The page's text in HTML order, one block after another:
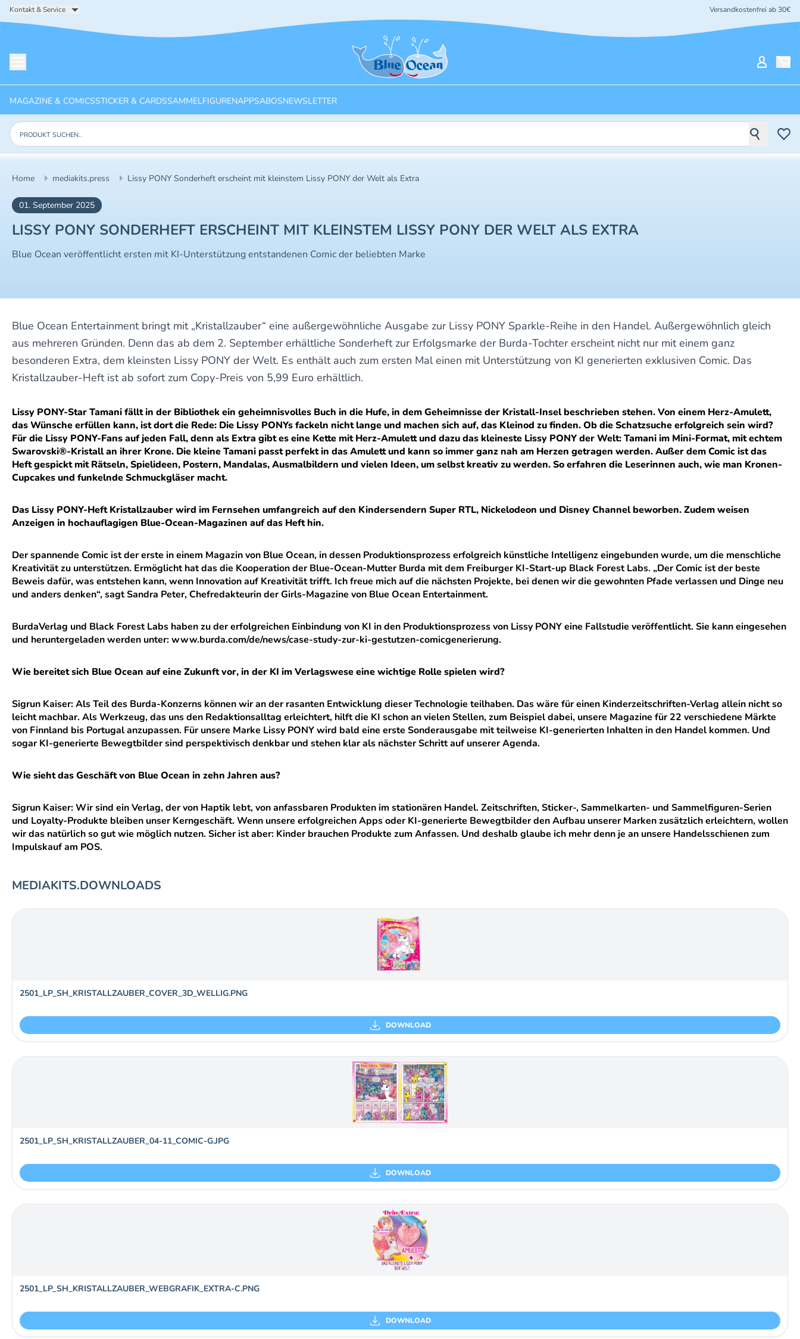
Kontakt & Service Versandkostenfrei ab 30€
Startseite
MAGAZINE & COMICSSTICKER & CARDSSAMMELFIGURENAPPSABOSNEWSLETTER
Produkte suchen
Home mediakits.press Lissy PONY Sonderheft erscheint mit kleinstem Lissy PONY der Welt als Extra
01. September 2025
LISSY PONY SONDERHEFT ERSCHEINT MIT KLEINSTEM LISSY PONY DER WELT ALS EXTRA
Blue Ocean veröffentlicht ersten mit KI-Unterstützung entstandenen Comic der beliebten Marke
Blue Ocean Entertainment bringt mit „Kristallzauber“ eine außergewöhnliche Ausgabe zur Lissy PONY Sparkle-Reihe in den Handel. Außergewöhnlich gleich
aus mehreren Gründen. Denn das ab dem 2. September erhältliche Sonderheft zur Erfolgsmarke der Burda-Tochter erscheint nicht nur mit einem ganz
besonderen Extra, dem kleinsten Lissy PONY der Welt. Es enthält auch zum ersten Mal einen mit Unterstützung von KI generierten exklusiven Comic. Das
Kristallzauber-Heft ist ab sofort zum Copy-Preis von 5,99 Euro erhältlich.
Lissy PONY-Star Tamani fällt in der Bibliothek ein geheimnisvolles Buch in die Hufe, in dem Geheimnisse der Kristall-Insel beschrieben stehen. Von einem Herz-Amulett,
das Wünsche erfüllen kann, ist dort die Rede: Die Lissy PONYs fackeln nicht lange und machen sich auf, das Kleinod zu finden. Ob die Schatzsuche erfolgreich sein wird?
Für die Lissy PONY-Fans auf jeden Fall, denn als Extra gibt es eine Kette mit Herz-Amulett und dazu das kleineste Lissy PONY der Welt: Tamani im Mini-Format, mit echtem
Swarovski®-Kristall an ihrer Krone. Die kleine Tamani passt perfekt in das Amulett und kann so immer ganz nah am Herzen getragen werden. Außer dem Comic ist das
Heft gespickt mit Rätseln, Spielideen, Postern, Mandalas, Ausmalbildern und vielen Ideen, um selbst kreativ zu werden. So erfahren die Leserinnen auch, wie man Kronen-
Cupcakes und funkelnde Schmuckgläser macht.
Das Lissy PONY-Heft Kristallzauber wird im Fernsehen umfangreich auf den Kindersendern Super RTL, Nickelodeon und Disney Channel beworben. Zudem weisen
Anzeigen in hochauflagigen Blue-Ocean-Magazinen auf das Heft hin.
Der spannende Comic ist der erste in einem Magazin von Blue Ocean, in dessen Produktionsprozess erfolgreich künstliche Intelligenz eingebunden wurde, um die menschliche
Kreativität zu unterstützen. Ermöglicht hat das die Kooperation der Blue-Ocean-Mutter Burda mit dem Freiburger KI-Start-up Black Forest Labs. „Der Comic ist der beste
Beweis dafür, was entstehen kann, wenn Innovation auf Kreativität trifft. Ich freue mich auf die nächsten Projekte, bei denen wir die gewohnten Pfade verlassen und Dinge neu
und anders denken“, sagt Sandra Peter, Chefredakteurin der Girls-Magazine von Blue Ocean Entertainment.
BurdaVerlag und Black Forest Labs haben zu der erfolgreichen Einbindung von KI in den Produktionsprozess von Lissy PONY eine Fallstudie veröffentlicht. Sie kann eingesehen
und heruntergeladen werden unter: www.burda.com/de/news/case-study-zur-ki-gestutzen-comicgenerierung.
Wie bereitet sich Blue Ocean auf eine Zukunft vor, in der KI im Verlagswese eine wichtige Rolle spielen wird?
Sigrun Kaiser: Als Teil des Burda-Konzerns können wir an der rasanten Entwicklung dieser Technologie teilhaben. Das wäre für einen Kinderzeitschriften-Verlag allein nicht so
leicht machbar. Als Werkzeug, das uns den Redaktionsalltag erleichtert, hilft die KI schon an vielen Stellen, zum Beispiel dabei, unsere Magazine für 22 verschiedene Märkte
von Finnland bis Portugal anzupassen. Für unsere Marke Lissy PONY wird bald eine erste Sonderausgabe mit teilweise KI-generierten Inhalten in den Handel kommen. Und
sogar KI-generierte Bewegtbilder sind perspektivisch denkbar und stehen klar als nächster Schritt auf unserer Agenda.
Wie sieht das Geschäft von Blue Ocean in zehn Jahren aus?
Sigrun Kaiser: Wir sind ein Verlag, der von Haptik lebt, von anfassbaren Produkten im stationären Handel. Zeitschriften, Sticker-, Sammelkarten- und Sammelfiguren-Serien
und Loyalty-Produkte bleiben unser Kerngeschäft. Wenn unsere erfolgreichen Apps oder KI-generierte Bewegtbilder den Aufbau unserer Marken zusätzlich erleichtern, wollen
wir das natürlich so gut wie möglich nutzen. Sicher ist aber: Kinder brauchen Produkte zum Anfassen. Und deshalb glaube ich mehr denn je an unsere Handelsschienen zum
Impulskauf am POS.
MEDIAKITS.DOWNLOADS
2501_LP_SH_KRISTALLZAUBER_COVER_3D_WELLIG.PNG
DOWNLOAD
2501_LP_SH_KRISTALLZAUBER_04-11_COMIC-G.JPG
DOWNLOAD
2501_LP_SH_KRISTALLZAUBER_WEBGRAFIK_EXTRA-C.PNG
DOWNLOAD